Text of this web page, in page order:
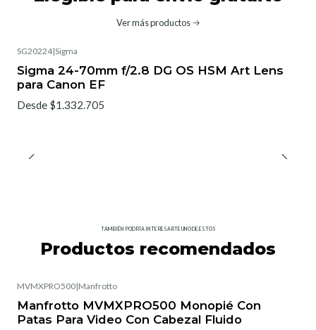
Ver más productos
SG20224|Sigma
Sigma 24-70mm f/2.8 DG OS HSM Art Lens
para Canon EF
Desde $1.332.705
TAMBIÉN PODRÍA INTERESARTE UNO DE ESTOS
Productos recomendados
MVMXPRO500|Manfrotto
Manfrotto MVMXPRO500 Monopié Con
Patas Para Video Con Cabezal Fluido